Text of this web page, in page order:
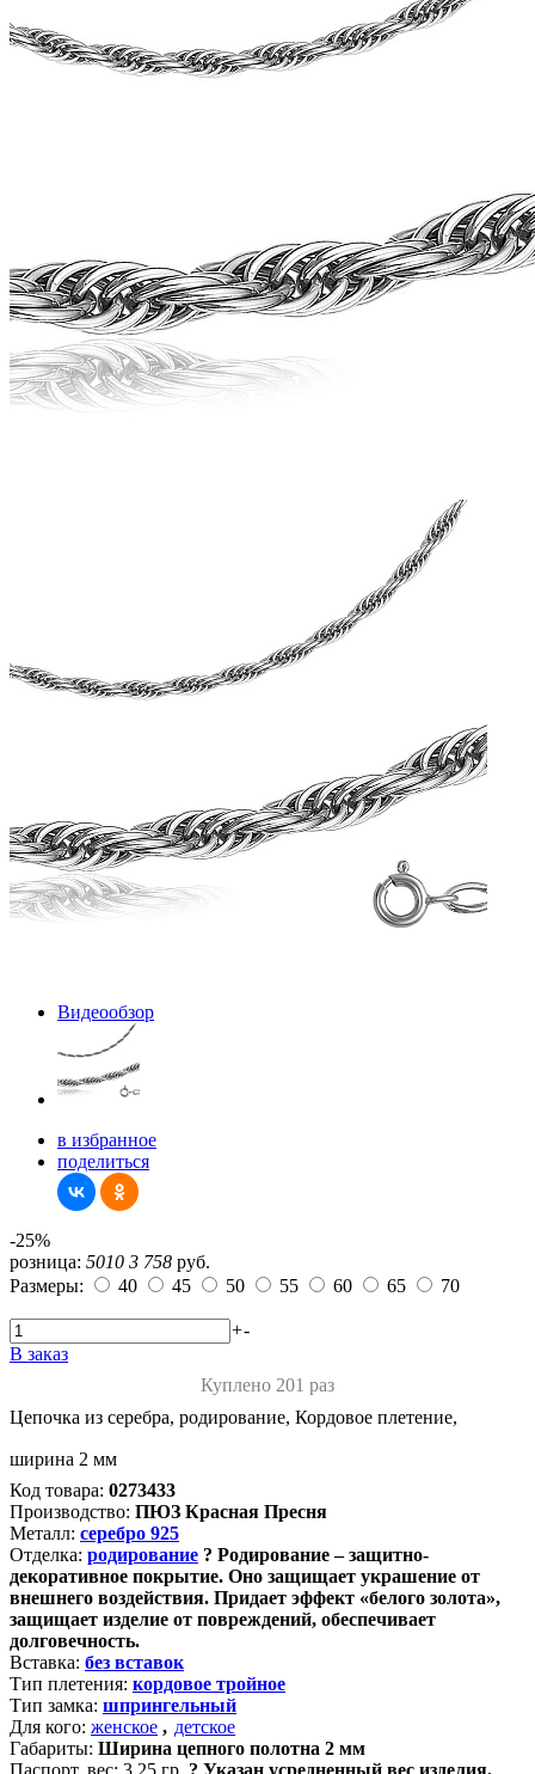
Видеообзор
в избранное
поделиться
-25%
розница: 5010 3 758 руб.
Размеры:
40 45 50 55 60 65 70
+-
В заказ
Куплено 201 раз
Цепочка из серебра, родирование, Кордовое плетение,
ширина 2 мм
Код товара: 0273433
Производство: ПЮЗ Красная Пресня
Металл: серебро 925
Отделка: родирование ? Родирование – защитно-
декоративное покрытие. Оно защищает украшение от
внешнего воздействия. Придает эффект «белого золота»,
защищает изделие от повреждений, обеспечивает
долговечность.
Вставка: без вставок
Тип плетения: кордовое тройное
Тип замка: шпрингельный
Для кого: женское , детское
Габариты: Ширина цепного полотна 2 мм
Паспорт. вес: 3.25 гр. ? Указан усредненный вес изделия.